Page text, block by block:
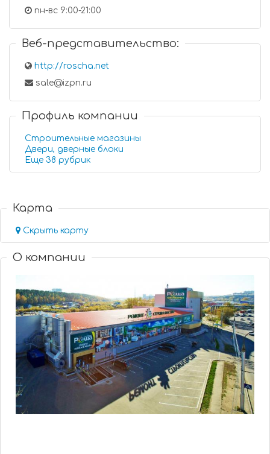
пн-вс 9:00-21:00
Веб-представительство:
http://roscha.net
sale@izpn.ru
Профиль компании
Строительные магазины
Двери, дверные блоки
Еще 38 рубрик
Карта
Скрыть карту
О компании